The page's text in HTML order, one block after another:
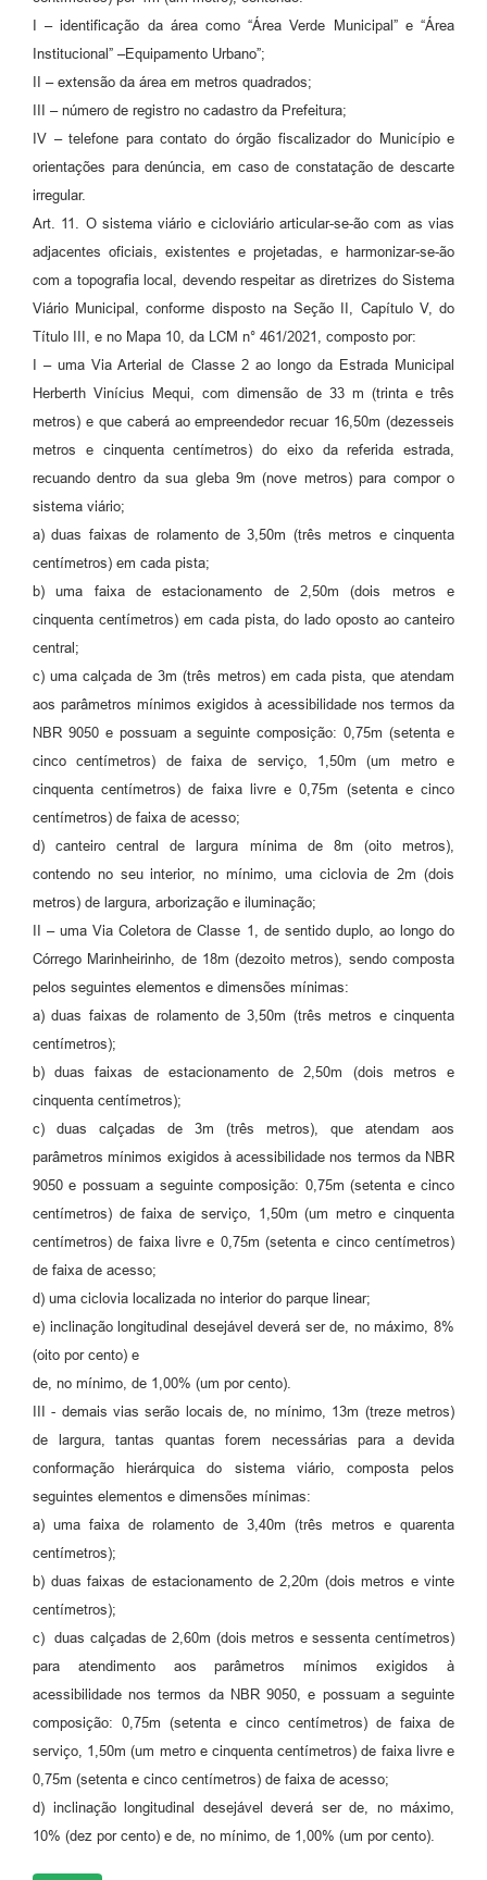
I – identificação da área como “Área Verde Municipal” e “Área
Institucional” –Equipamento Urbano”;
II – extensão da área em metros quadrados;
III – número de registro no cadastro da Prefeitura;
IV – telefone para contato do órgão fiscalizador do Município e
orientações para denúncia, em caso de constatação de descarte
irregular.
Art. 11. O sistema viário e cicloviário articular-se-ão com as vias
adjacentes oficiais, existentes e projetadas, e harmonizar-se-ão
com a topografia local, devendo respeitar as diretrizes do Sistema
Viário Municipal, conforme disposto na Seção II, Capítulo V, do
Título III, e no Mapa 10, da LCM n° 461/2021, composto por:
I – uma Via Arterial de Classe 2 ao longo da Estrada Municipal
Herberth Vinícius Mequi, com dimensão de 33 m (trinta e três
metros) e que caberá ao empreendedor recuar 16,50m (dezesseis
metros e cinquenta centímetros) do eixo da referida estrada,
recuando dentro da sua gleba 9m (nove metros) para compor o
sistema viário;
a) duas faixas de rolamento de 3,50m (três metros e cinquenta
centímetros) em cada pista;
b) uma faixa de estacionamento de 2,50m (dois metros e
cinquenta centímetros) em cada pista, do lado oposto ao canteiro
central;
c) uma calçada de 3m (três metros) em cada pista, que atendam
aos parâmetros mínimos exigidos à acessibilidade nos termos da
NBR 9050 e possuam a seguinte composição: 0,75m (setenta e
cinco centímetros) de faixa de serviço, 1,50m (um metro e
cinquenta centímetros) de faixa livre e 0,75m (setenta e cinco
centímetros) de faixa de acesso;
d) canteiro central de largura mínima de 8m (oito metros),
contendo no seu interior, no mínimo, uma ciclovia de 2m (dois
metros) de largura, arborização e iluminação;
II – uma Via Coletora de Classe 1, de sentido duplo, ao longo do
Córrego Marinheirinho, de 18m (dezoito metros), sendo composta
pelos seguintes elementos e dimensões mínimas:
a) duas faixas de rolamento de 3,50m (três metros e cinquenta
centímetros);
b) duas faixas de estacionamento de 2,50m (dois metros e
cinquenta centímetros);
c) duas calçadas de 3m (três metros), que atendam aos
parâmetros mínimos exigidos à acessibilidade nos termos da NBR
9050 e possuam a seguinte composição: 0,75m (setenta e cinco
centímetros) de faixa de serviço, 1,50m (um metro e cinquenta
centímetros) de faixa livre e 0,75m (setenta e cinco centímetros)
de faixa de acesso;
d) uma ciclovia localizada no interior do parque linear;
e) inclinação longitudinal desejável deverá ser de, no máximo, 8%
(oito por cento) e
de, no mínimo, de 1,00% (um por cento).
III - demais vias serão locais de, no mínimo, 13m (treze metros)
de largura, tantas quantas forem necessárias para a devida
conformação hierárquica do sistema viário, composta pelos
seguintes elementos e dimensões mínimas:
a) uma faixa de rolamento de 3,40m (três metros e quarenta
centímetros);
b) duas faixas de estacionamento de 2,20m (dois metros e vinte
centímetros);
c) duas calçadas de 2,60m (dois metros e sessenta centímetros)
para atendimento aos parâmetros mínimos exigidos à
acessibilidade nos termos da NBR 9050, e possuam a seguinte
composição: 0,75m (setenta e cinco centímetros) de faixa de
serviço, 1,50m (um metro e cinquenta centímetros) de faixa livre e
0,75m (setenta e cinco centímetros) de faixa de acesso;
d) inclinação longitudinal desejável deverá ser de, no máximo,
10% (dez por cento) e de, no mínimo, de 1,00% (um por cento).